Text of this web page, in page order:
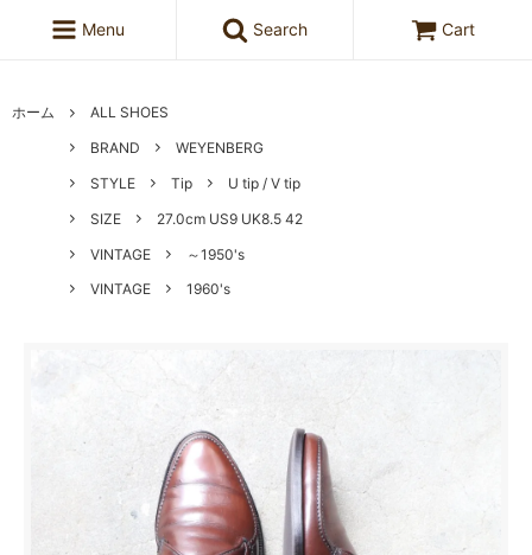
Menu Search Cart
ホーム
ALL SHOES
BRAND
WEYENBERG
STYLE
Tip
U tip / V tip
SIZE
27.0cm US9 UK8.5 42
VINTAGE
～1950's
VINTAGE
1960's